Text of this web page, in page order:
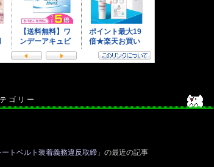
ゴ リ ー
トベルト装着義務違反取締 」の最近の記事